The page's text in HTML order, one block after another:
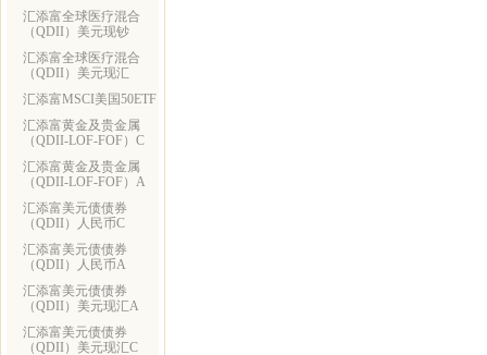
汇添富全球医疗混合
（QDII）美元现钞
汇添富全球医疗混合
（QDII）美元现汇
汇添富MSCI美国50ETF
汇添富黄金及贵金属
（QDII-LOF-FOF）C
汇添富黄金及贵金属
（QDII-LOF-FOF）A
汇添富美元债债券
（QDII）人民币C
汇添富美元债债券
（QDII）人民币A
汇添富美元债债券
（QDII）美元现汇A
汇添富美元债债券
（QDII）美元现汇C